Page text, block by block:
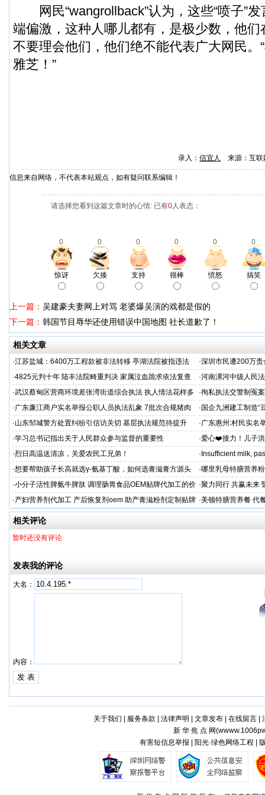
网民“wangrollback”认为，这些“喷子”发
端偏激，这种人哪儿都有，是极少数，他
不要理会他们，他们绝不能代表广大网民。
雅芝！”
录入： 信宜人 来源：互
信息来自网络，不代表本站观点，如有疑问联系编辑！
请选择您看到这篇文章时的心情: 已有0人表态：
0 0 0 0 0 0
惊讶 欠揍 支持 很棒 愤怒 搞笑
上一篇： 吴建豪夫妻网上对骂 老婆爆吴演的戏都是假的
下一篇： 韩国节目辱华还使用错误中国地图 社长道歉了！
相关文章
·江苏盐城：6400万工程款被非法转移 亭湖法院被指违法
后拒不纠错
·深圳市民遭200万
呼吁督办纠偏
·4825元判十年 陆丰法院畸重判决 家属泣血跪求依法复查 ·河南漯河中级人民
·武汉蔡甸区营商环境差张湾街道综合执法 执人情法花样多
沦为恶意竞争的工具
·徇私执法交警制冤
控还我清白
·广东廉江商户实名举报公职人员执法乱象 7批次合规猪肉
遭违法查扣 市场垄断与利益输送疑云重重
· 国企九洲建工制造“
空文
·山东邹城警方处置纠纷引信访关切 基层执法规范待提升 ·广东惠州:村民实名
平兜底？
·学习总书记指出关于人民群众参与监督的重要性 ·爱心❤️接力！儿子
家庭，恳请好心人帮
·烈日高温送清凉，关爱农民工兄弟！ · Insufficient milk,
·想要帮助孩子长高就选γ-氨基丁酸，如何选膏滋膏方源头
工厂？
·哪里乳母特膳营养
·小分子活性脾氨牛脾肽 调理肠胃食品OEM贴牌代加工的价
格
·聚力同行 共赢未来
·产妇营养剂代加工 产后恢复剂oem 助产膏滋粉剂定制贴牌
厂
·美顿特膳营养餐 代
家
相关评论
暂时还没有评论
发表我的评论
大名：
内容：
关于我们 服务条款 法律声明 文章发布| 在线留言|
新 华 焦 点 网(
有害短信息举报 | 阳光·绿色网络工程 |